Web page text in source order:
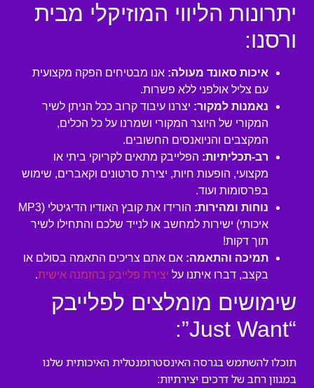
יתרונות הליווי המוזיקלי מבית
ורסנו:
איכות סאונד מעולה: אנו מבטיחים הפקה מקצועית
עם צליל אולפני ללא פשרות.
נאמנות למקור: יצרנו עיבוד קרוב ככל הניתן לשיר
המקורי של היוצר המקורי ושמרנו על כל הכלים,
המקצבים והניואנסים החשובים.
רב-תכליתיות: הפלייבק מתאים לקריוקי ביתי או
מקצועי, הופעות חיות, יצירת סרטונים וקאברים, שימוש
בפרסומות ועוד.
נוחות ומהירות:
הורידו את קובץ האודיו הדיגיטלי (MP3
איכותי) ישירות למחשב או לנייד שלכם והתחילו לשיר
תוך דקות!
תמיכה והתאמה: אם אתם צריכים התאמה בסולם או
בקצב, דברו איתנו על יצירת פלייבק בהזמנה אישית.
שימושים מומלצים לפלייבק
“Just Want”:
תוכלו להשתמש בגרסה האינסטרומנטלית האיכותית שלנו
במגוון רחב של דרכים יצירתיות: